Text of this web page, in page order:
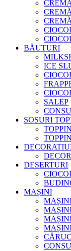
BĂUTURI
ICE
SALEP
SOSURI
DESERTURI
MAȘINI